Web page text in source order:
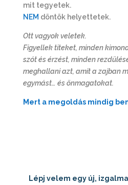
mit tegyetek.
NEM döntök helyettetek.
Ott vagyok veletek.
Figyellek titeket, minden
szót és érzést, minden
meghallani azt, amit a zajban
egymást… és önmagatokat.
Mert a megoldás mindig
Lépj velem egy új,